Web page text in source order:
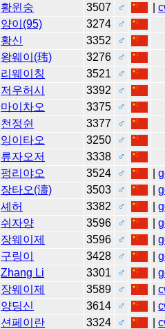
황윈숭 3507 ♂ |
양이(95) 3274
♂
황신 3352
♂
왕웨이(玮) 3276
♂
리웨이칭 3521
♂
저우허시 3392
♂
마이차오 3375
♂
천정쉰 3377
♂
잉이타오 3250
♂
류자오저 3338
♂
펑리야오 3524 ♂ |
장타오(濤) 3503 ♂ |
셰허 3382 ♂ |
쉬자양 3596 ♂ |
장웨이제 3596 ♂ |
구링이 3428 ♂ |
Zhang Li 3301 ♂ |
장웨이제 3589 ♂ |
양딩신 3614 ♂ |
션페이란 3324 ♂ |